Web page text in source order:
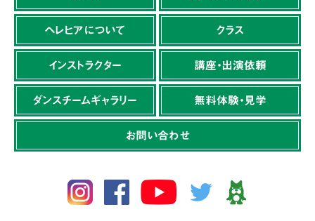
ヘレヒアについて クラス
インストラクター 講座・出演依頼
ダンスチームギャラリー 無料体験・見学
お問い合わせ